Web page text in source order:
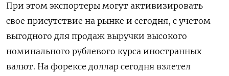
При этом экспортеры могут ​активизировать
свое присутствие на рынке и ​сегодня, с ⁠учетом
выгодного для продаж выручки высокого
номинального рублевого курса иностранных
валют. На форексе доллар ‌сегодня взлетел